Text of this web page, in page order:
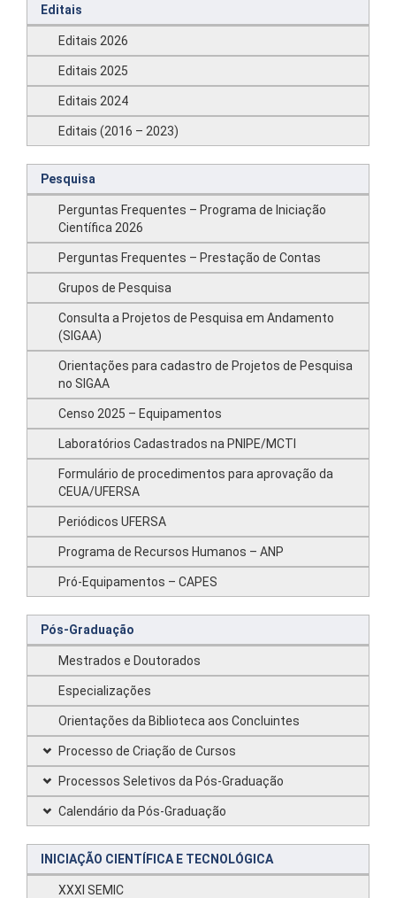
Editais
Editais 2026
Editais 2025
Editais 2024
Editais (2016 – 2023)
Pesquisa
Perguntas Frequentes – Programa de Iniciação
Científica 2026
Perguntas Frequentes – Prestação de Contas
Grupos de Pesquisa
Consulta a Projetos de Pesquisa em Andamento
(SIGAA)
Orientações para cadastro de Projetos de Pesquisa
no SIGAA
Censo 2025 – Equipamentos
Laboratórios Cadastrados na PNIPE/MCTI
Formulário de procedimentos para aprovação da
CEUA/UFERSA
Periódicos UFERSA
Programa de Recursos Humanos – ANP
Pró-Equipamentos – CAPES
Pós-Graduação
Mestrados e Doutorados
Especializações
Orientações da Biblioteca aos Concluintes
Processo de Criação de Cursos
Processos Seletivos da Pós-Graduação
Calendário da Pós-Graduação
INICIAÇÃO CIENTÍFICA E TECNOLÓGICA
XXXI SEMIC